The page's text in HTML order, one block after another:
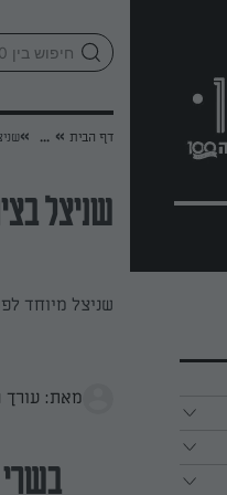
דף הבית »
...
»
שניצל
שניצל מיוחד
מאת: עורך
בשרי